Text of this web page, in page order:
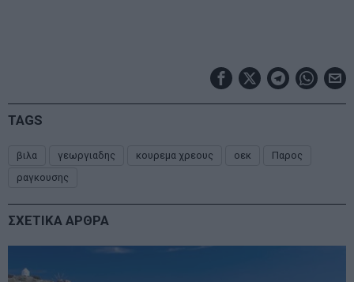
TAGS
βιλα γεωργιαδης κουρεμα χρεους οεκ
Παρος
ραγκουσης
ΣΧΕΤΙΚΑ ΑΡΘΡΑ